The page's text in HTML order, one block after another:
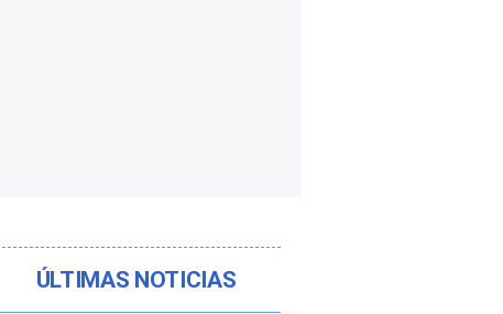
ÚLTIMAS NOTICIAS